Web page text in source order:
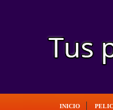
INICIO